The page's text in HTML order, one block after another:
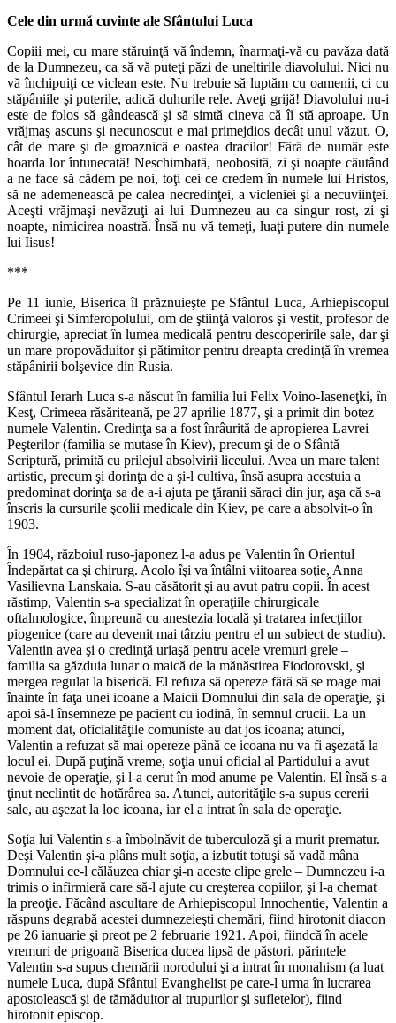
Cele din urmă cuvinte ale Sfântului Luca
Copiii mei, cu mare stăruinţă vă îndemn, înarmaţi-vă cu pavăza dată
de la Dumnezeu, ca să vă puteţi păzi de uneltirile diavolului. Nici nu
vă închipuiţi ce viclean este. Nu trebuie să luptăm cu oamenii, ci cu
stăpâniile şi puterile, adică duhurile rele. Aveţi grijă! Diavolului nu-i
este de folos să gândească şi să simtă cineva că îi stă aproape. Un
vrăjmaş ascuns şi necunoscut e mai primejdios decât unul văzut. O,
cât de mare şi de groaznică e oastea dracilor! Fără de număr este
hoarda lor întunecată! Neschimbată, neobosită, zi şi noapte căutând
a ne face să cădem pe noi, toţi cei ce credem în numele lui Hristos,
să ne ademenească pe calea necredinţei, a vicleniei şi a necuviinţei.
Aceşti vrăjmaşi nevăzuţi ai lui Dumnezeu au ca singur rost, zi şi
noapte, nimicirea noastră. Însă nu vă temeţi, luaţi putere din numele
lui Iisus!
***
Pe 11 iunie, Biserica îl prăznuieşte pe Sfântul Luca, Arhiepiscopul
Crimeei şi Simferopolului, om de ştiinţă valoros şi vestit, profesor de
chirurgie, apreciat în lumea medicală pentru descoperirile sale, dar şi
un mare propovăduitor şi pătimitor pentru dreapta credinţă în vremea
stăpânirii bolşevice din Rusia.
Sfântul Ierarh Luca s-a născut în familia lui Felix Voino-Iaseneţki, în
Kesţ, Crimeea răsăriteană, pe 27 aprilie 1877, şi a primit din botez
numele Valentin. Credinţa sa a fost înrâurită de apropierea Lavrei
Peşterilor (familia se mutase în Kiev), precum şi de o Sfântă
Scriptură, primită cu prilejul absolvirii liceului. Avea un mare talent
artistic, precum şi dorinţa de a şi-l cultiva, însă asupra acestuia a
predominat dorinţa sa de a-i ajuta pe ţăranii săraci din jur, aşa că s-a
înscris la cursurile şcolii medicale din Kiev, pe care a absolvit-o în
1903.
În 1904, războiul ruso-japonez l-a adus pe Valentin în Orientul
Îndepărtat ca şi chirurg. Acolo îşi va întâlni viitoarea soţie, Anna
Vasilievna Lanskaia. S-au căsătorit şi au avut patru copii. În acest
răstimp, Valentin s-a specializat în operaţiile chirurgicale
oftalmologice, împreună cu anestezia locală şi tratarea infecţiilor
piogenice (care au devenit mai târziu pentru el un subiect de studiu).
Valentin avea şi o credinţă uriaşă pentru acele vremuri grele –
familia sa găzduia lunar o maică de la mănăstirea Fiodorovski, şi
mergea regulat la biserică. El refuza să opereze fără să se roage mai
înainte în faţa unei icoane a Maicii Domnului din sala de operaţie, şi
apoi să-l însemneze pe pacient cu iodină, în semnul crucii. La un
moment dat, oficialităţile comuniste au dat jos icoana; atunci,
Valentin a refuzat să mai opereze până ce icoana nu va fi aşezată la
locul ei. După puţină vreme, soţia unui oficial al Partidului a avut
nevoie de operaţie, şi l-a cerut în mod anume pe Valentin. El însă s-a
ţinut neclintit de hotărârea sa. Atunci, autorităţile s-a supus cererii
sale, au aşezat la loc icoana, iar el a intrat în sala de operaţie.
Soţia lui Valentin s-a îmbolnăvit de tuberculoză şi a murit prematur.
Deşi Valentin şi-a plâns mult soţia, a izbutit totuşi să vadă mâna
Domnului ce-l călăuzea chiar şi-n aceste clipe grele – Dumnezeu i-a
trimis o infirmieră care să-l ajute cu creşterea copiilor, şi l-a chemat
la preoţie. Făcând ascultare de Arhiepiscopul Innochentie, Valentin a
răspuns degrabă acestei dumnezeieşti chemări, fiind hirotonit diacon
pe 26 ianuarie şi preot pe 2 februarie 1921. Apoi, fiindcă în acele
vremuri de prigoană Biserica ducea lipsă de păstori, părintele
Valentin s-a supus chemării norodului şi a intrat în monahism (a luat
numele Luca, după Sfântul Evanghelist pe care-l urma în lucrarea
apostolească şi de tămăduitor al trupurilor şi sufletelor), fiind
hirotonit episcop.